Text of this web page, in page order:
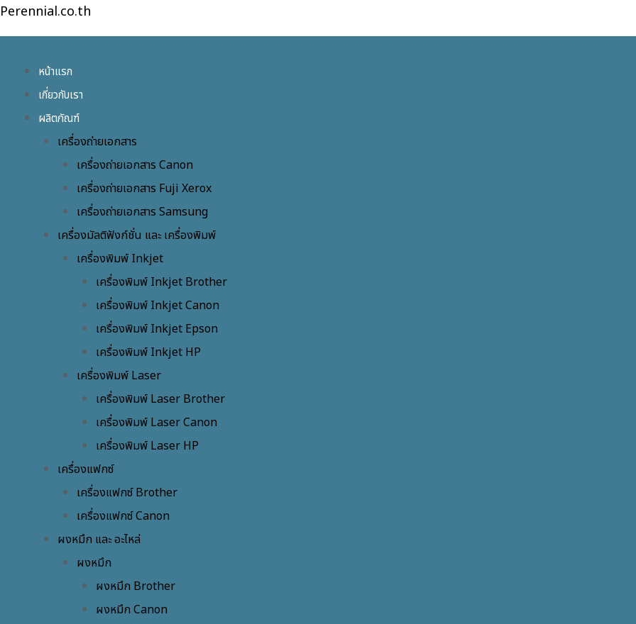
Skip
to
Perennial.co.th
หน้าแรก
เกี่ยวกับเรา
ผลิตภัณฑ์
เครื่องถ่ายเอกสาร
เครื่องถ่ายเอกสาร Canon
เครื่องถ่ายเอกสาร Fuji Xerox
เครื่องถ่ายเอกสาร Samsung
เครื่องมัลติฟังก์ชั่น และ เครื่องพิมพ์
เครื่องพิมพ์ Inkjet
เครื่องพิมพ์ Inkjet Brother
เครื่องพิมพ์ Inkjet Canon
เครื่องพิมพ์ Inkjet Epson
เครื่องพิมพ์ Inkjet HP
เครื่องพิมพ์ Laser
เครื่องพิมพ์ Laser Brother
เครื่องพิมพ์ Laser Canon
เครื่องพิมพ์ Laser HP
เครื่องแฟกซ์
เครื่องแฟกซ์ Brother
เครื่องแฟกซ์ Canon
ผงหมึก และ อะไหล่
ผงหมึก
ผงหมึก Brother
ผงหมึก Canon